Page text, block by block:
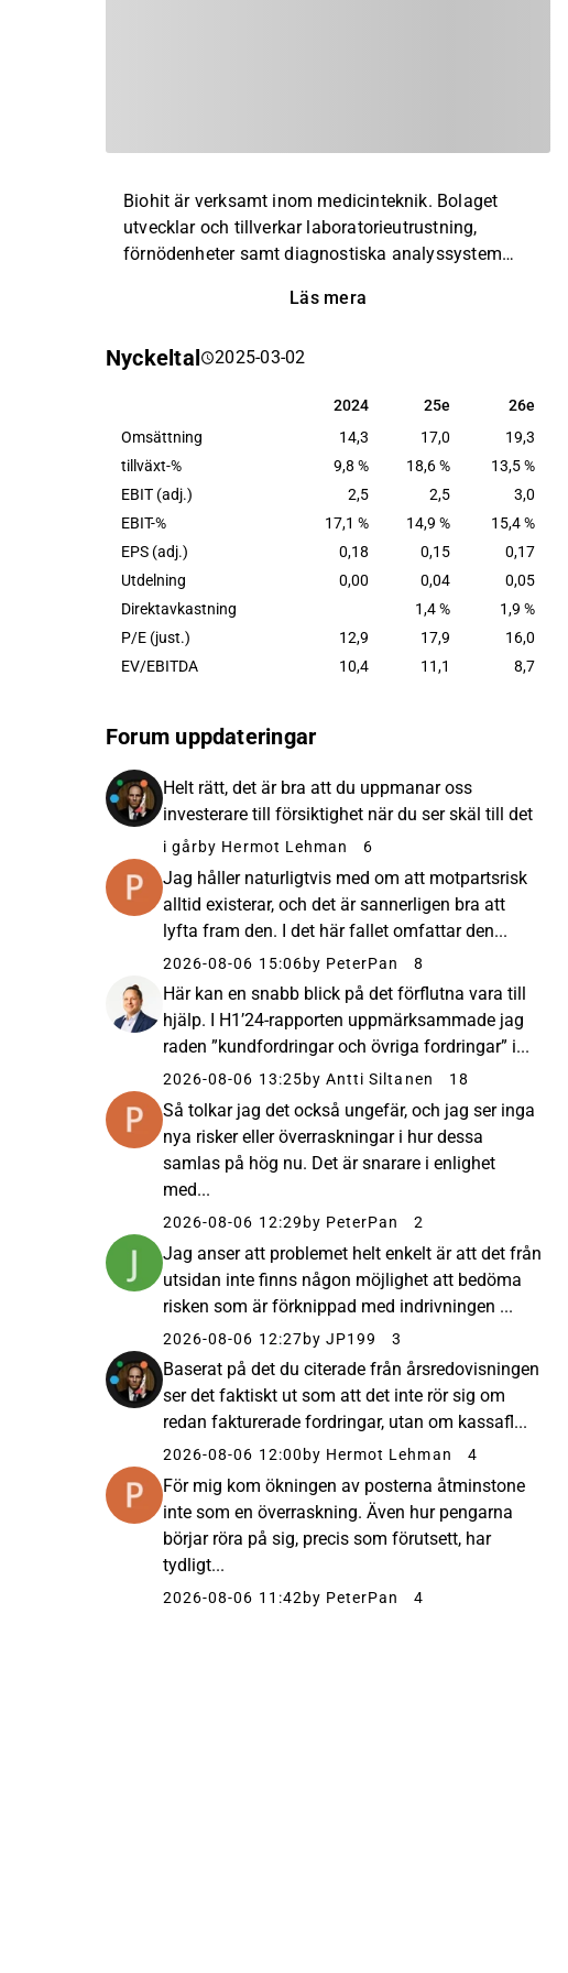
Biohit är verksamt inom medicinteknik. Bolaget
utvecklar och tillverkar laboratorieutrustning,
förnödenheter samt diagnostiska analyssystem
industrilaboratorium. Utöver huvudverksamheten
utbildningstjänster inom nämnt arbetsområde.
marknaden. Bolaget har sitt huvudkontor i
Helsingfors.
Läs mera
Nyckeltal 2025-03-02
2024 25e 26e
2024 25e
26e
Omsättning
14,3 17,0
19,3
tillväxt-%
9,8 % 18,6 %
13,5 %
EBIT (adj.)
2,5 2,5
3,0
EBIT-%
17,1 % 14,9 %
15,4 %
EPS (adj.)
0,18 0,15
0,17
Utdelning
0,00 0,04
0,05
Direktavkastning
1,4 %
1,9 %
P/E (just.)
12,9 17,9
16,0
EV/EBITDA
10,4 11,1 8,7
Forum uppdateringar
Helt rätt, det är bra att du uppmanar oss
investerare till försiktighet när du ser skäl till det
i gårby Hermot Lehman 6
Jag håller naturligtvis med om att motpartsrisk
alltid existerar, och det är sannerligen bra att
lyfta fram den. I det här fallet omfattar den...
2026-08-06 15:06by PeterPan 8
Här kan en snabb blick på det förflutna vara till
hjälp. I H1’24-rapporten uppmärksammade jag
raden ”kundfordringar och övriga fordringar” i...
2026-08-06 13:25by Antti Siltanen 18
Så tolkar jag det också ungefär, och jag ser inga
nya risker eller överraskningar i hur dessa
samlas på hög nu. Det är snarare i enlighet
med...
2026-08-06 12:29 by PeterPan 2
Jag anser att problemet helt enkelt är att det från
utsidan inte finns någon möjlighet att bedöma
risken som är förknippad med indrivningen ...
2026-08-06 12:27by JP199 3
Baserat på det du citerade från årsredovisningen
ser det faktiskt ut som att det inte rör sig om
redan fakturerade fordringar, utan om kassafl...
2026-08-06 12:00 by Hermot Lehman 4
För mig kom ökningen av posterna åtminstone
inte som en överraskning. Även hur pengarna
börjar röra på sig, precis som förutsett, har
tydligt...
2026-08-06 11:42 by PeterPan 4